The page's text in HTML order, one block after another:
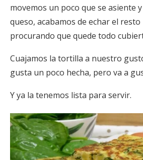
movemos un poco que se asiente
queso, acabamos de echar el
procurando que quede todo
Cuajamos la tortilla a nuestro
gusta un poco hecha, pero va a
Y ya la tenemos lista para servir.